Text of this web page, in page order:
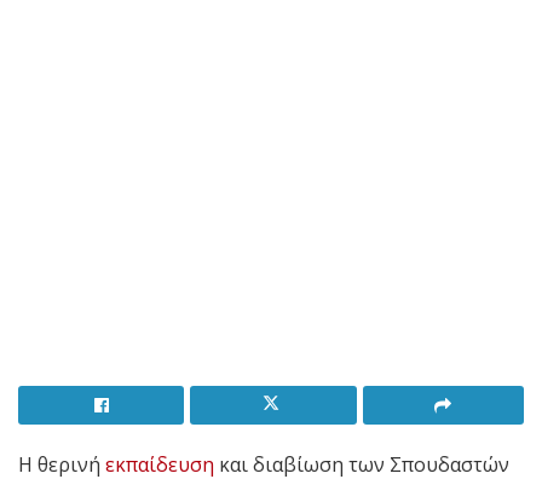
Η θερινή εκπαίδευση και διαβίωση των Σπουδαστών